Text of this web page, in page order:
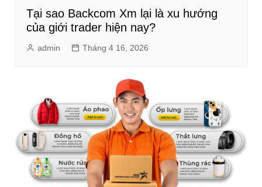
Tại sao Backcom Xm lại là xu hướng
của giới trader hiện nay?
admin Tháng 4 16, 2026